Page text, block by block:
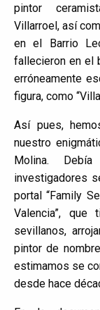
pintor
Villarroel, así
en el Barrio
fallecieron en el
erróneamente
figura, como
Así pues,
nuestro
Molina.
investigadores
portal “Family
Valencia”, que
sevillanos,
pintor de
estimamos se
desde hace